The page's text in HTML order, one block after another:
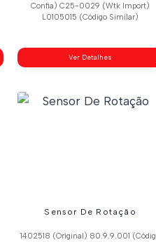
Confia) C25-0029 (Wtk Import)
L0105015 (Código Similar)
Ver Detalhes
Sensor De Rotação
1402518 (Original) 80.9.9.001